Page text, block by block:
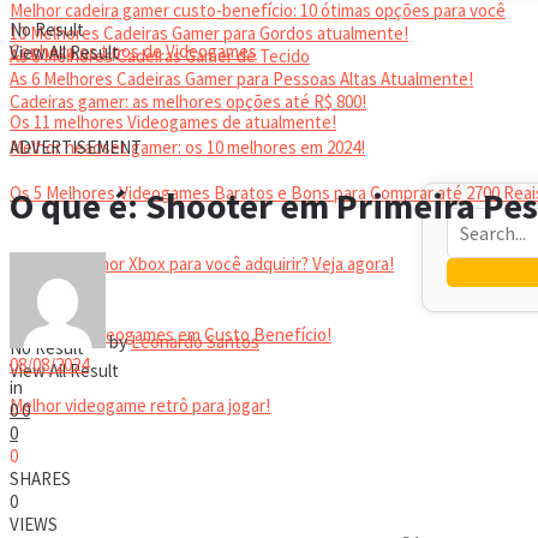
Melhor cadeira gamer custo-benefício: 10 ótimas opções para você
10 Melhores Cadeiras Gamer para Gordos atualmente!
As 6 Melhores Cadeiras Gamer de Tecido
As 6 Melhores Cadeiras Gamer para Pessoas Altas Atualmente!
Cadeiras gamer: as melhores opções até R$ 800!
HEADSET
Melhor headset gamer: os 10 melhores em 2024!
No Result
View All Result
Conheça os tipos de Videogames
Os 11 melhores Videogames de atualmente!
Os 5 Melhores Videogames Baratos e Bons para Comprar até 2700
Qual é o melhor Xbox para você adquirir? Veja agora!
Melhores Videogames em Custo Benefício!
Melhor videogame retrô para jogar!
VIDEOGAMES PORTÁTEIS
No Result
View All Result
ADVERTISEMENT
O que é: Shooter em Primeira
byLeonardo Santos
08/08/2024
in
00
0
0
SHARES
0
VIEWS